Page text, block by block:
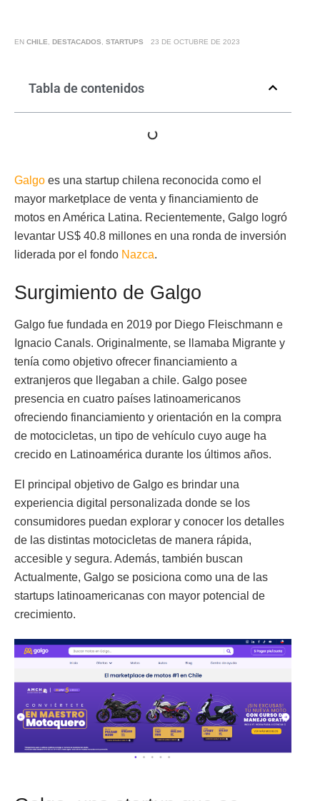
EN CHILE DESTACADOS STARTUPS 23 DE OCTUBRE DE 2023
Tabla de contenidos
Galgo es una startup chilena reconocida como el
mayor marketplace de venta y financiamiento de
motos en América Latina. Recientemente, Galgo logró
levantar US$ 40.8 millones en una ronda de inversión
liderada por el fondo Nazca.
Surgimiento de Galgo
Galgo fue fundada en 2019 por Diego Fleischmann e
Ignacio Canals. Originalmente, se llamaba Migrante y
tenía como objetivo ofrecer financiamiento a
extranjeros que llegaban a chile. Galgo posee
presencia en cuatro países latinoamericanos
ofreciendo financiamiento y orientación en la compra
de motocicletas, un tipo de vehículo cuyo auge ha
crecido en Latinoamérica durante los últimos años.
El principal objetivo de Galgo es brindar una
experiencia digital personalizada donde se los
consumidores puedan explorar y conocer los detalles
de las distintas motocicletas de manera rápida,
accesible y segura. Además, también buscan
Actualmente, Galgo se posiciona como una de las
startups latinoamericanas con mayor potencial de
crecimiento.